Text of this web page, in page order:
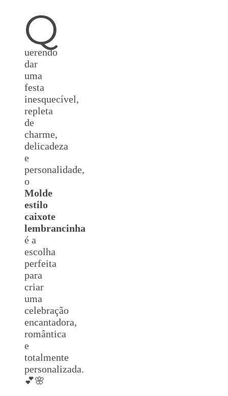
Q
uerendo
dar
uma
festa
inesquecível,
repleta
de
charme,
delicadeza
e
personalidade,
o
Molde
estilo
caixote
lembrancinha
é a
escolha
perfeita
para
criar
uma
celebração
encantadora,
romântica
e
totalmente
personalizada.
💕🌸